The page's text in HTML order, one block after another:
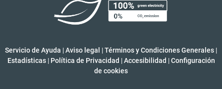
Servicio de Ayuda |Aviso legal |Términos y Condiciones Generales |
Estadísticas | Política de Privacidad | Accesibilidad | Configuración
de cookies